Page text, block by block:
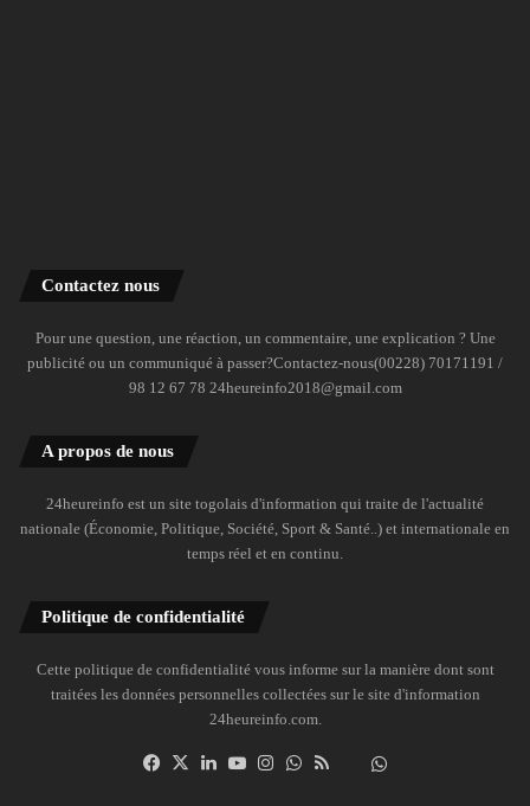
Contactez nous
Pour une question, une réaction, un commentaire, une explication ? Une
publicité ou un communiqué à passer?Contactez-nous(00228) 70171191 /
98 12 67 78 24heureinfo2018@gmail.com
A propos de nous
24heureinfo est un site togolais d'information qui traite de l'actualité
nationale (Économie, Politique, Société, Sport & Santé..) et internationale en
temps réel et en continu.
Politique de confidentialité
Cette politique de confidentialité vous informe sur la manière dont sont
traitées les données personnelles collectées sur le site d'information
24heureinfo.com.
Facebook
X LinkedinYouTubeInstagramWhatsAppDailymotion